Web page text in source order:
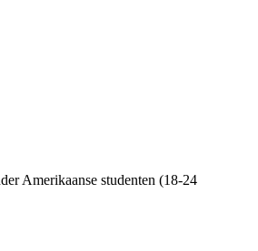
Amerikaanse studenten (18-24